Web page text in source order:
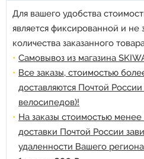
Для вашего удобства
является фиксированной и не
количества заказанного
Самовывоз из магазина
Все заказы, стоимостью
доставляются Почтой
велосипедов)!
На заказы стоимостью
доставки Почтой России
удаленности Вашего